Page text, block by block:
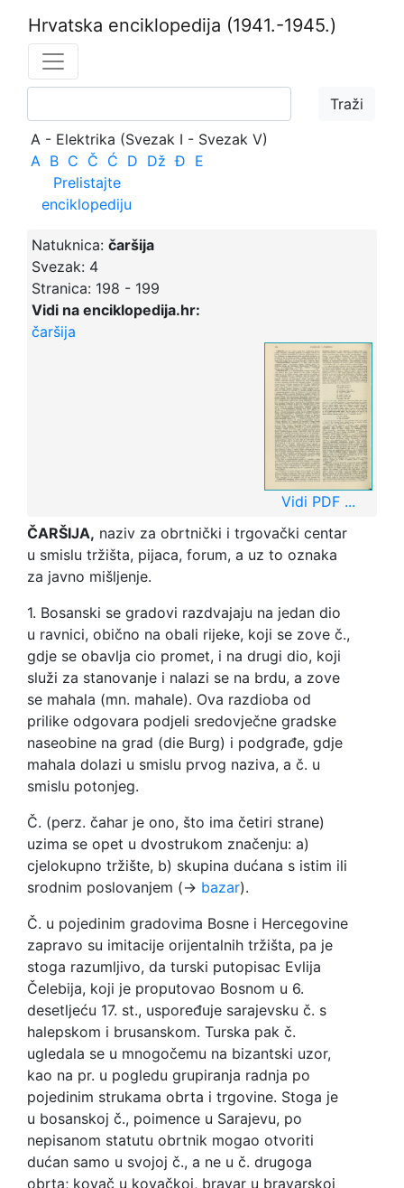
Hrvatska enciklopedija (1941.-1945.)
A - Elektrika (Svezak I - Svezak V)
A B C Č Ć D Dž Đ E
Prelistajte
enciklopediju
Natuknica: čaršija
Svezak: 4
Stranica: 198 - 199
Vidi na enciklopedija.hr:
čaršija
Vidi PDF ...
ČARŠIJA, naziv za obrtnički i trgovački centar
u smislu tržišta, pijaca, forum, a uz to oznaka
za javno mišljenje.
1. Bosanski se gradovi razdvajaju na jedan dio
u ravnici, obično na obali rijeke, koji se zove č.,
gdje se obavlja cio promet, i na drugi dio, koji
služi za stanovanje i nalazi se na brdu, a zove
se mahala (mn. mahale). Ova razdioba od
prilike odgovara podjeli sredovječne gradske
naseobine na grad (die Burg) i podgrađe, gdje
mahala dolazi u smislu prvog naziva, a č. u
smislu potonjeg.
Č. (perz. čahar je ono, što ima četiri strane)
uzima se opet u dvostrukom značenju: a)
cjelokupno tržište, b) skupina dućana s istim ili
srodnim poslovanjem (→ bazar).
Č. u pojedinim gradovima Bosne i Hercegovine
zapravo su imitacije orijentalnih tržišta, pa je
stoga razumljivo, da turski putopisac Evlija
Čelebija, koji je proputovao Bosnom u 6.
desetljeću 17. st., uspoređuje sarajevsku č. s
halepskom i brusanskom. Turska pak č.
ugledala se u mnogočemu na bizantski uzor,
kao na pr. u pogledu grupiranja radnja po
pojedinim strukama obrta i trgovine. Stoga je
u bosanskoj č., poimence u Sarajevu, po
nepisanom statutu obrtnik mogao otvoriti
dućan samo u svojoj č., a ne u č. drugoga
obrta; kovač u kovačkoj, bravar u bravarskoj